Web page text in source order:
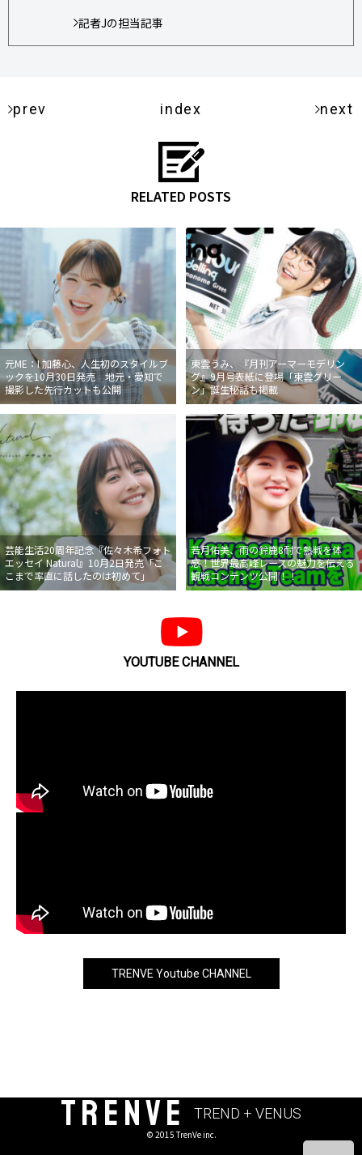
記者Jの担当記事
prev index next
RELATED POSTS
元ME：I 加藤心、人生初のスタイルブ
ックを10月30日発売 地元・愛知で
撮影した先行カットも公開
東雲うみ、『月刊アーマーモデリン
グ』9月号表紙に登場「東雲グリー
ン」誕生秘話も掲載
芸能生活20周年記念『佐々木希フォト
エッセイ Natural』10月2日発売「こ
こまで率直に話したのは初めて」
若月佑美、雨の鈴鹿8耐で熱戦を体
感！世界最高峰レースの魅力を伝える
観戦コンテンツ公開！！
YOUTUBE CHANNEL
TRENVE Youtube CHANNEL
TRENVE TREND + VENUS
© 2015 TrenVe inc.